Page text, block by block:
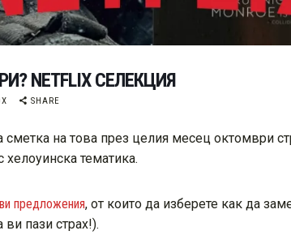
NETFLIX СЕЛЕКЦИЯ
SHARE
на това през целия месец октомври
тематика.
предложения, от които да изберете как да
пази страх!).